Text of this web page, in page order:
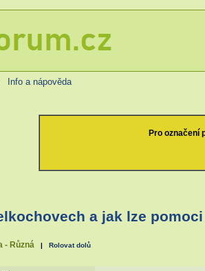
Info a nápověda
Pro označení
a jak lze pomoci
- Různá |Rolovat dolů